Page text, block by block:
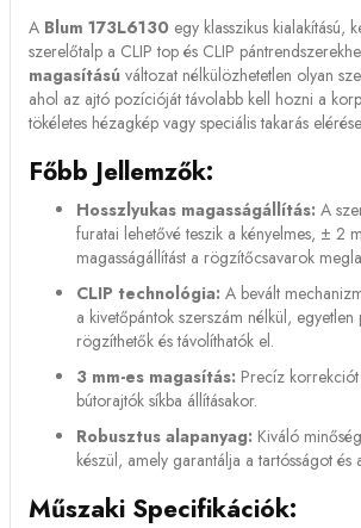
A Blum 173L6130 egy klasszikus kialakítású,
szerelőtalp a CLIP top és CLIP
magasítású változat nélkülözhetetlen olyan
ahol az ajtó pozícióját távolabb kell hozni a
tökéletes hézagkép vagy speciális takarás
Főbb Jellemzők:
Hosszlyukas magasságállítás: A
furatai lehetővé teszik a kényelmes, ± 2
magasságállítást a rögzítőcsavarok
CLIP technológia: A bevált
a kivetőpántok szerszám nélkül, egyetlen
rögzíthetők és távolíthatók el.
3 mm-es magasítás: Precíz
bútorajtók síkba állításakor.
Robusztus alapanyag: Kiváló
készül, amely garantálja a tartósságot és
Műszaki Specifikációk: